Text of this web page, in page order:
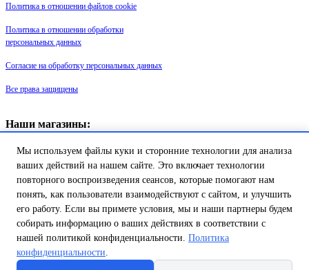
Политика в отношении файлов cookie
Политика в отношении обработки
персональных данных
Согласие на обработку персональных данных
Все права защищены
Наши магазины:
ДК им. Крупской, 1 этаж зал «Синий»
Магазин «Сувенир Кронштадта» - г. Кронштадт, ул. Петровская дом
16/2
Товар успешно добавлен в
корзину!
Мы используем файлы куки и сторонние технологии для анализа
ваших действий на нашем сайте. Это включает технологии
повторного воспроизведения сеансов, которые помогают нам
понять, как пользователи взаимодействуют с сайтом, и улучшить
его работу. Если вы примете условия, мы и наши партнеры будем
собирать информацию о ваших действиях в соответствии с
нашей политикой конфиденциальности. Политика
конфиденциальности.